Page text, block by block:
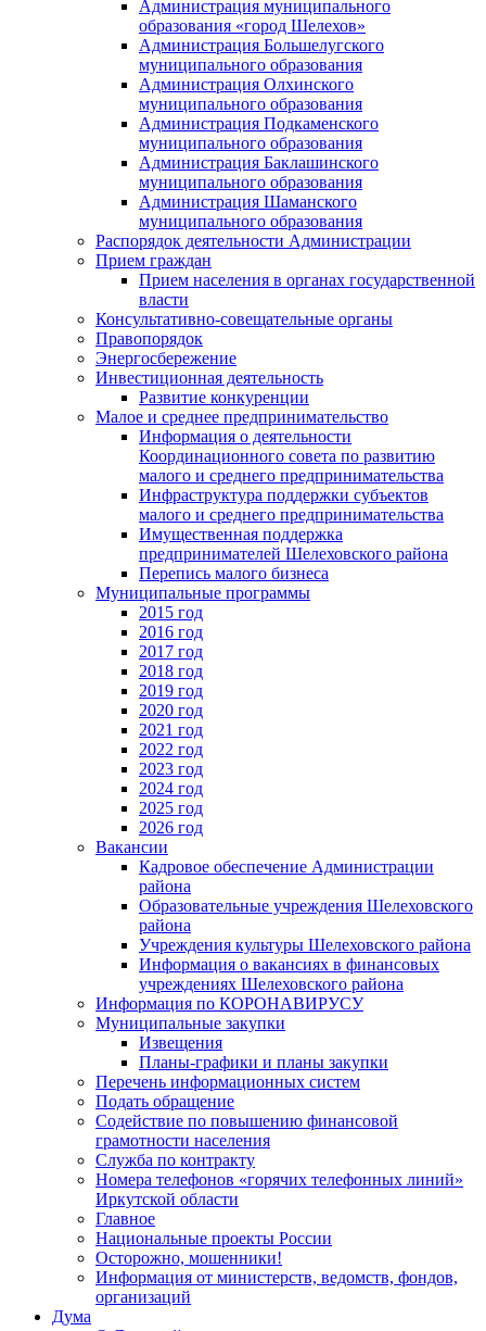
Администрация муниципального
образования «город Шелехов»
Администрация Большелугского
муниципального образования
Администрация Олхинского
муниципального образования
Администрация Подкаменского
муниципального образования
Администрация Баклашинского
муниципального образования
Администрация Шаманского
муниципального образования
Распорядок деятельности Администрации
Прием граждан
Прием населения в органах государственной
власти
Консультативно-совещательные органы
Правопорядок
Энергосбережение
Инвестиционная деятельность
Развитие конкуренции
Малое и среднее предпринимательство
Информация о деятельности
Координационного совета по развитию
малого и среднего предпринимательства
Инфраструктура поддержки субъектов
малого и среднего предпринимательства
Имущественная поддержка
предпринимателей Шелеховского района
Перепись малого бизнеса
Муниципальные программы
2015 год
2016 год
2017 год
2018 год
2019 год
2020 год
2021 год
2022 год
2023 год
2024 год
2025 год
2026 год
Вакансии
Кадровое обеспечение Администрации
района
Образовательные учреждения Шелеховского
района
Учреждения культуры Шелеховского района
Информация о вакансиях в финансовых
учреждениях Шелеховского района
Информация по КОРОНАВИРУСУ
Муниципальные закупки
Извещения
Планы-графики и планы закупки
Перечень информационных систем
Подать обращение
Содействие по повышению финансовой
грамотности населения
Служба по контракту
Номера телефонов «горячих телефонных линий»
Иркутской области
Главное
Национальные проекты России
Осторожно, мошенники!
Информация от министерств, ведомств, фондов,
организаций
Дума